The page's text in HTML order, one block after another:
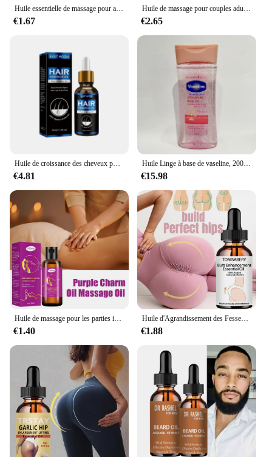
Huile essentielle de massage pour agrandir la poitrine, soin de la poitrine, 5ml, 15ml, 30ml, 50ml
€1.67
Huile de massage pour couples adultes, parties intimes du corps, plante naturelle, essence, usage romantique, charmant, rose, 35ml, T7Rack
€2.65
Huile de croissance des cheveux post-partum, follicule de perte de cheveux, réparation séborrhéique, perte de cheveux héréditaire, post-partum, 2024 Nouveau
€4.81
Huile Linge à base de vaseline, 200ml, éclaircit le teint de la peau, améliore les peaux sèches et arquées, nourrit et hydrate
€15.98
€1.40
Huile d'Agrandissement des Fesses, Essence, Améliore le Lifting, Nourrit, Hydrate, Courbe Sexy, Énergie en Profondeur, miles des Fesses, Gros Cul, Soins de la Peau
€1.88